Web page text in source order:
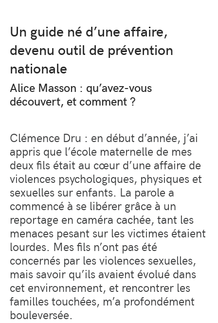
Un guide né d’une affaire,
devenu outil de prévention
nationale
Alice Masson : qu’avez-vous
découvert, et comment ?
Clémence Dru : en début d’année, j’ai
appris que l’école maternelle de mes
deux fils était au cœur d’une affaire de
violences psychologiques, physiques et
sexuelles sur enfants. La parole a
commencé à se libérer grâce à un
reportage en caméra cachée, tant les
menaces pesant sur les victimes étaient
lourdes. Mes fils n’ont pas été
concernés par les violences sexuelles,
mais savoir qu’ils avaient évolué dans
cet environnement, et rencontrer les
familles touchées, m’a profondément
bouleversée.